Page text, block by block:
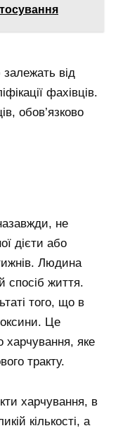
від
фахівців.
обов’язково
не
дієти або
Людина
спосіб життя.
того, що в
Це
харчування, яке
тракту.
харчування, в
кількості, а